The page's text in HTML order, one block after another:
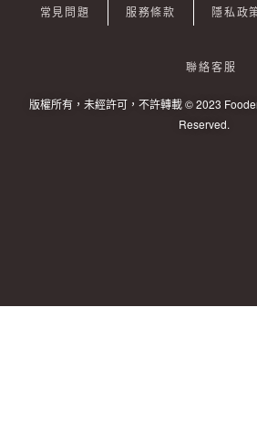
常見問題 服務條款 隱私政
聯絡客服
版權所有，未經許可，不許轉載 © 2023
Reserved.